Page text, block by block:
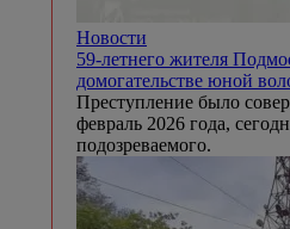
Новости
59-летнего жителя
домогательстве юной
Преступление было
февраль 2026 года,
подозреваемого.